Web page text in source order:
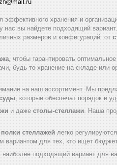
хранения и
нас вы найдете подходящий
размеров и конфигураций: от
, чтобы гарантировать
будь то хранение на складе или
на наш ассортимент. Мы
, которые обеспечат порядок и
и даже столы-стеллажи . Наша
полки стеллажей легко
вариантом для тех, кто ищет
подходящий вариант для